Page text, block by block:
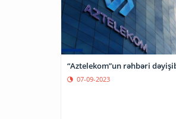
“Aztelekom”un rəhbəri
07-09-2023